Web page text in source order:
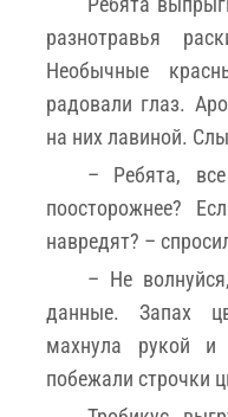
разнотравья
Необычные
радовали глаз.
на них лавиной.
– Ребята,
поосторожнее?
навредят? –
– Не
данные. Запах
махнула рукой и
побежали строчки